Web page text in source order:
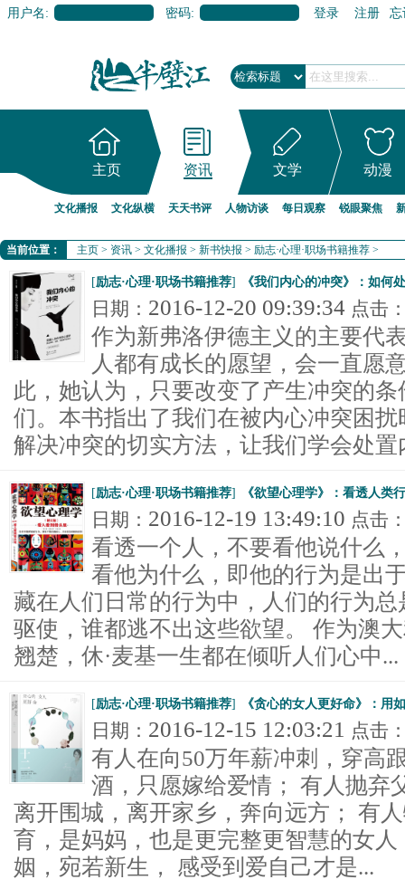
用户名: 密码: 登录 注册 忘
主页 资讯 文学 动漫
文化播报 文化纵横 天天书评 人物访谈 每日观察 锐眼聚焦
当前位置： 主页 > 资讯 > 文化播报 > 新书快报 > 励志·心理·职场书籍推荐 >
[励志·心理·职场书籍推荐] 《我们内心的冲突》：如何
日期： 2016-12-20 09:39:34 点击
作为新弗洛伊德主义的主要代
人都有成长的愿望，会一直愿
此，她认为，只要改变了产生冲突的
们。本书指出了我们在被内心冲突困
解决冲突的切实方法，让我们学会处置
[励志·心理·职场书籍推荐] 《欲望心理学》：看透人类
日期： 2016-12-19 13:49:10 点击
看透一个人，不要看他说什么
看他为什么，即他的行为是出
藏在人们日常的行为中，人们的行为
驱使，谁都逃不出这些欲望。 作为澳
翘楚，休·麦基一生都在倾听人们心中...
[励志·心理·职场书籍推荐] 《贪心的女人更好命》：用
日期： 2016-12-15 12:03:21 点击
有人在向50万年薪冲刺，穿高
酒，只愿嫁给爱情； 有人抛弃
离开围城，离开家乡，奔向远方； 有
育，是妈妈，也是更完整更智慧的女
姻，宛若新生， 感受到爱自己才是...